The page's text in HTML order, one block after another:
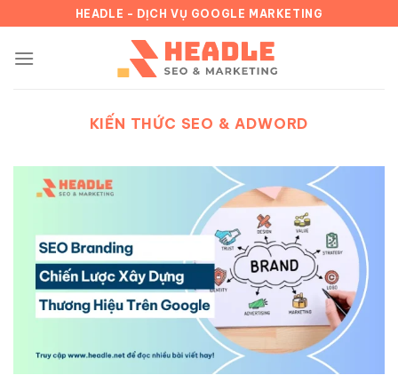
đến
nội
HEADLE - DỊCH VỤ GOOGLE MARKETING
KIẾN THỨC SEO & ADWORD